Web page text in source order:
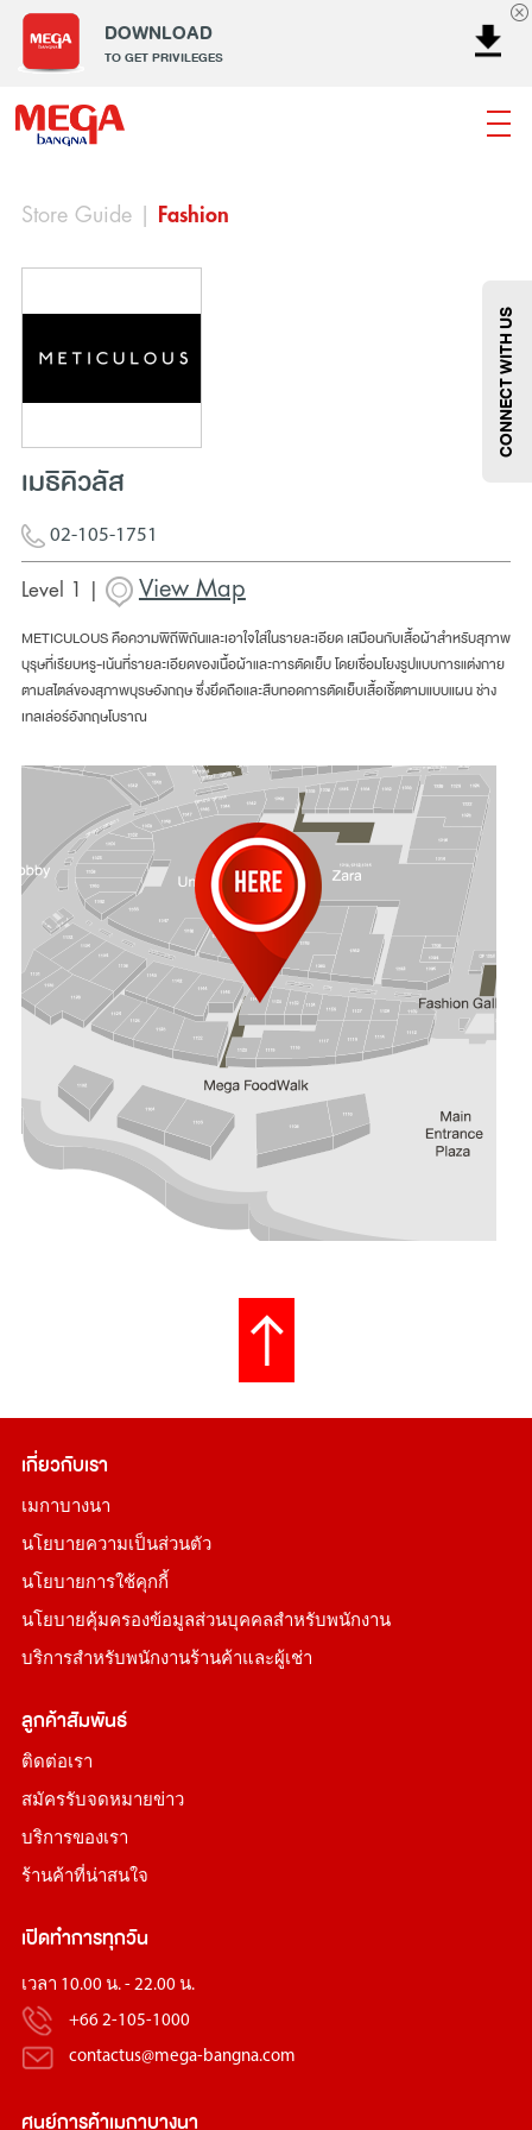
DOWNLOAD
TO GET PRIVILEGES
ธนาคาร ร้านอาหาร
แกดเจ็ตและเทคโนโลยี
แฟชั่น
CONNECT WITH US
Store Guide| Fashion
เมธิคิวลัส
02-105-1751
Level 1 | View Map
METICULOUS คือความพิถีพิถันและเอาใจใส่ในรายละเอียด เสมือนกับเสื้อผ้าสำหรับสุภาพ
บุรุษที่เรียบหรู-เน้นที่รายละเอียดของเนื้อผ้าและการตัดเย็บ โดยเชื่อมโยงรูปแบบการแต่งกาย
ตามสไตล์ของสุภาพบุรษอังกฤษ ซึ่งยึดถือและสืบทอดการตัดเย็บเสื้อเชิ้ตตามแบบแผน ช่าง
เทลเล่อร์อังกฤษโบราณ
เกี่ยวกับเรา
เมกาบางนา
นโยบายความเป็นส่วนตัว
นโยบายการใช้คุกกี้
นโยบายคุ้มครองข้อมูลส่วนบุคคลสำหรับพนักงาน
บริการสำหรับพนักงานร้านค้าและผู้เช่า
ลูกค้าสัมพันธ์
ติดต่อเรา
สมัครรับจดหมายข่าว
บริการของเรา
ร้านค้าที่น่าสนใจ
เปิดทำการทุกวัน
เวลา 10.00 น. - 22.00 น.
+66 2-105-1000
contactus@mega-bangna.com
ศูนย์การค้าเมกาบางนา